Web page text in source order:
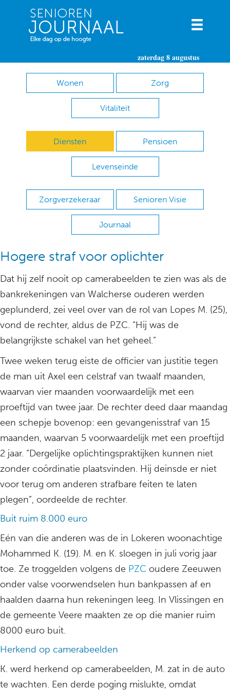
zaterdag 8 augustus
Wonen Zorg
Vitaliteit
Diensten Pensioen
Levenseinde
Zorgverzekeraar Senioren Visie
Journaal
Hogere straf voor oplichter
Dat hij zelf nooit op camerabeelden te zien was als de
bankrekeningen van Walcherse ouderen werden
geplunderd, zei veel over van de rol van Lopes M. (25),
vond de rechter, aldus de PZC. “Hij was de
belangrijkste schakel van het geheel.”
Twee weken terug eiste de officier van justitie tegen
de man uit Axel een celstraf van twaalf maanden,
waarvan vier maanden voorwaardelijk met een
proeftijd van twee jaar. De rechter deed daar maandag
een schepje bovenop: een gevangenisstraf van 15
maanden, waarvan 5 voorwaardelijk met een proeftijd
2 jaar. “Dergelijke oplichtingspraktijken kunnen niet
zonder coördinatie plaatsvinden. Hij deinsde er niet
voor terug om anderen strafbare feiten te laten
plegen”, oordeelde de rechter.
Buit ruim 8.000 euro
Eén van die anderen was de in Lokeren woonachtige
Mohammed K. (19). M. en K. sloegen in juli vorig jaar
toe. Ze troggelden volgens de PZC oudere Zeeuwen
onder valse voorwendselen hun bankpassen af en
haalden daarna hun rekeningen leeg. In Vlissingen en
de gemeente Veere maakten ze op die manier ruim
8000 euro buit.
Herkend op camerabeelden
K. werd herkend op camerabeelden, M. zat in de auto
te wachten. Een derde poging mislukte, omdat